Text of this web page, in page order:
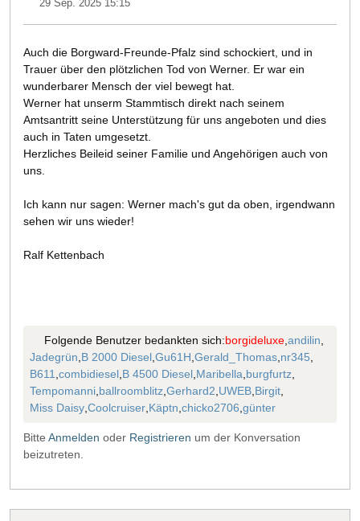
29 Sep. 2025 15:15
Auch die Borgward-Freunde-Pfalz sind schockiert, und in
Trauer über den plötzlichen Tod von Werner. Er war ein
wunderbarer Mensch der viel bewegt hat.
Werner hat unserm Stammtisch direkt nach seinem
Amtsantritt seine Unterstützung für uns angeboten und dies
auch in Taten umgesetzt.
Herzliches Beileid seiner Familie und Angehörigen auch von
uns.
Ich kann nur sagen: Werner mach's gut da oben, irgendwann
sehen wir uns wieder!
Ralf Kettenbach
Folgende Benutzer bedankten sich:borgideluxe,andilin,
Jadegrün,B 2000 Diesel,Gu61H,Gerald_Thomas,nr345,
B611,combidiesel,B 4500 Diesel,Maribella,burgfurtz,
Tempomanni,ballroomblitz,Gerhard2,UWEB,Birgit,
Miss Daisy,Coolcruiser,Käptn,chicko2706,günter
Bitte Anmelden oder Registrieren um der Konversation
beizutreten.